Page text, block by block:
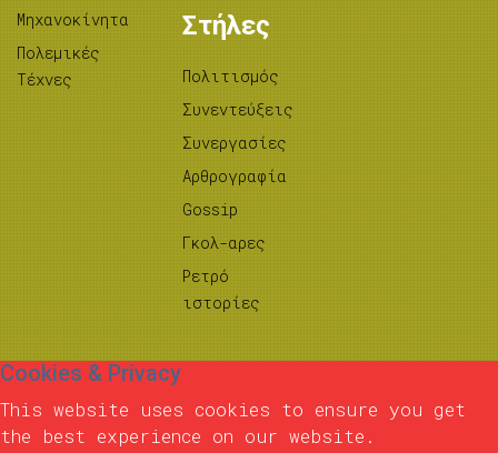
Μηχανοκίνητα
Πολεμικές
Τέχνες
Στήλες
Πολιτισμός
Συνεντεύξεις
Συνεργασίες
Αρθρογραφία
Gossip
Γκολ-αρες
Ρετρό
ιστορίες
Cookies & Privacy
This website uses cookies to ensure you get
the best experience on our website.